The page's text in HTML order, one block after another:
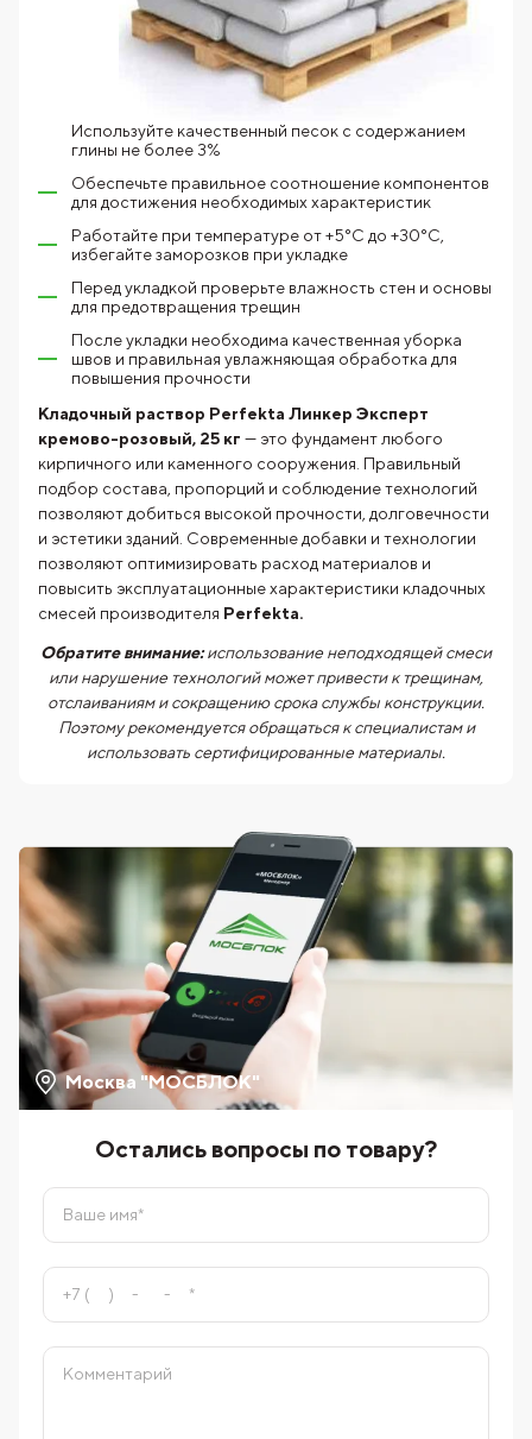
Используйте качественный песок с содержанием
глины не более 3%
Обеспечьте правильное соотношение компонентов
для достижения необходимых характеристик
Работайте при температуре от +5°C до +30°C,
избегайте заморозков при укладке
Перед укладкой проверьте влажность стен и основы
для предотвращения трещин
После укладки необходима качественная уборка
швов и правильная увлажняющая обработка для
повышения прочности
Кладочный раствор Perfekta Линкер Эксперт
кремово-розовый, 25 кг — это фундамент любого
кирпичного или каменного сооружения. Правильный
подбор состава, пропорций и соблюдение технологий
позволяют добиться высокой прочности, долговечности
и эстетики зданий. Современные добавки и технологии
позволяют оптимизировать расход материалов и
повысить эксплуатационные характеристики кладочных
смесей производителя Perfekta.
Обратите внимание:использование неподходящей смеси
или нарушение технологий может привести к трещинам,
отслаиваниям и сокращению срока службы конструкции.
Поэтому рекомендуется обращаться к специалистам и
использовать сертифицированные материалы.
Москва "МОСБЛОК"
Остались вопросы по товару?